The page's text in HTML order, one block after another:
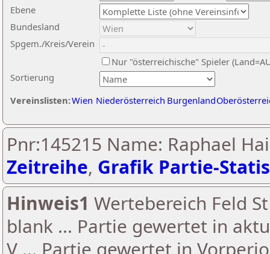
Ebene
Sortierung
Bundesland
Spgem./Kreis/Verein
Nur "österreichische" Spieler
Vereinslisten:Wien Niederösterreich Burgenland
Pnr:145215 Name: Raphael
Zeitreihe, Grafik Partie-
Hinweis1 Wertebereich Feld
blank ... Partie gewertet in
V ... Partie gewertet in